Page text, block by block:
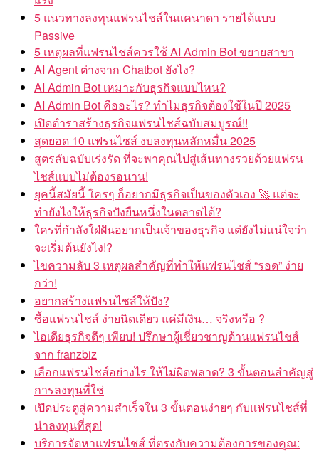
5 แนวทางลงทุนแฟรนไชส์ในแคนาดา รายได้แบบ
Passive
5 เหตุผลที่แฟรนไชส์ควรใช้ AI Admin Bot ขยายสาขา
AI Agent ต่างจาก Chatbot ยังไง?
AI Admin Bot เหมาะกับธุรกิจแบบไหน?
AI Admin Bot คืออะไร? ทำไมธุรกิจต้องใช้ในปี 2025
เปิดตำราสร้างธุรกิจแฟรนไชส์ฉบับสมบูรณ์!!
สุดยอด 10 แฟรนไชส์ งบลงทุนหลักหมื่น 2025
สูตรลับฉบับเร่งรัด ที่จะพาคุณไปสู่เส้นทางรวยด้วยแฟรน
ไชส์แบบไม่ต้องรอนาน!
ยุคนี้สมัยนี้ ใครๆ ก็อยากมีธุรกิจเป็นของตัวเอง 🚀 แต่จะ
ทำยังไงให้ธุรกิจปังยืนหนึ่งในตลาดได้?
ใครที่กำลังใฝ่ฝันอยากเป็นเจ้าของธุรกิจ แต่ยังไม่แน่ใจว่า
จะเริ่มต้นยังไง!?
ไขความลับ 3 เหตุผลสำคัญที่ทำให้แฟรนไชส์ “รอด” ง่าย
กว่า!
อยากสร้างแฟรนไชส์ให้ปัง?
ซื้อแฟรนไชส์ ง่ายนิดเดียว แค่มีเงิน… จริงหรือ ?
ไอเดียธุรกิจดีๆ เพียบ! ปรึกษาผู้เชี่ยวชาญด้านแฟรนไชส์
จาก franzbiz
เลือกแฟรนไชส์อย่างไร ให้ไม่ผิดพลาด? 3 ขั้นตอนสำคัญสู่
การลงทุนที่ใช่
เปิดประตูสู่ความสำเร็จใน 3 ขั้นตอนง่ายๆ กับแฟรนไชส์ที่
น่าลงทุนที่สุด!
บริการจัดหาแฟรนไชส์ ที่ตรงกับความต้องการของคุณ: